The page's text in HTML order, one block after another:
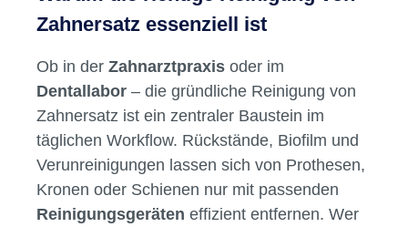
Prothesenreinigungsgerät inklusive Pinzette2
DeckelHaltemagnetReinigungsnadelnLeitfade
n Produktvideos:
Geräte zur Reinigung für
Zahnersatz: Sauberkeit und
Hygiene im Fokus
Warum die richtige Reinigung von
Zahnersatz essenziell ist